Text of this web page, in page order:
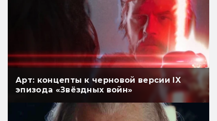
Арт: концепты к черновой версии IX
эпизода «Звёздных войн»